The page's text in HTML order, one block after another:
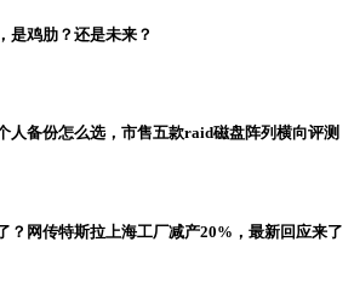
是鸡肋？还是未来？
人备份怎么选，市售五款raid磁盘阵列横向评测
？网传特斯拉上海工厂减产20%，最新回应来了